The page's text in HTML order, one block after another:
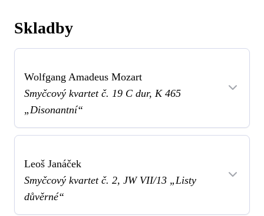
Skladby
Wolfgang Amadeus Mozart
Smyčcový kvartet č. 19 C dur, K 465
„Disonantní“
Leoš Janáček
Smyčcový kvartet č. 2, JW VII/13 „Listy
důvěrné“